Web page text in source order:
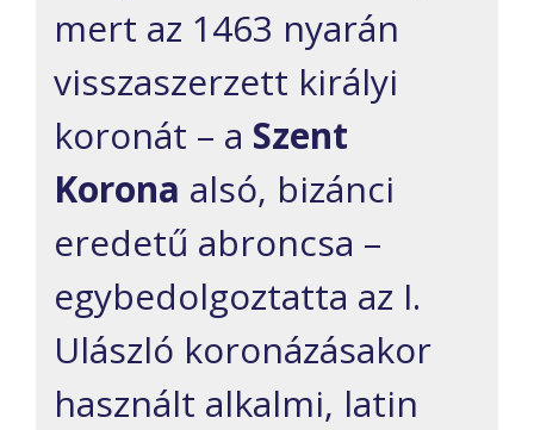
mert az 1463 nyarán
visszaszerzett királyi
koronát – a Szent
Korona alsó, bizánci
eredetű abroncsa –
egybedolgoztatta az I.
Ulászló koronázásakor
használt alkalmi, latin